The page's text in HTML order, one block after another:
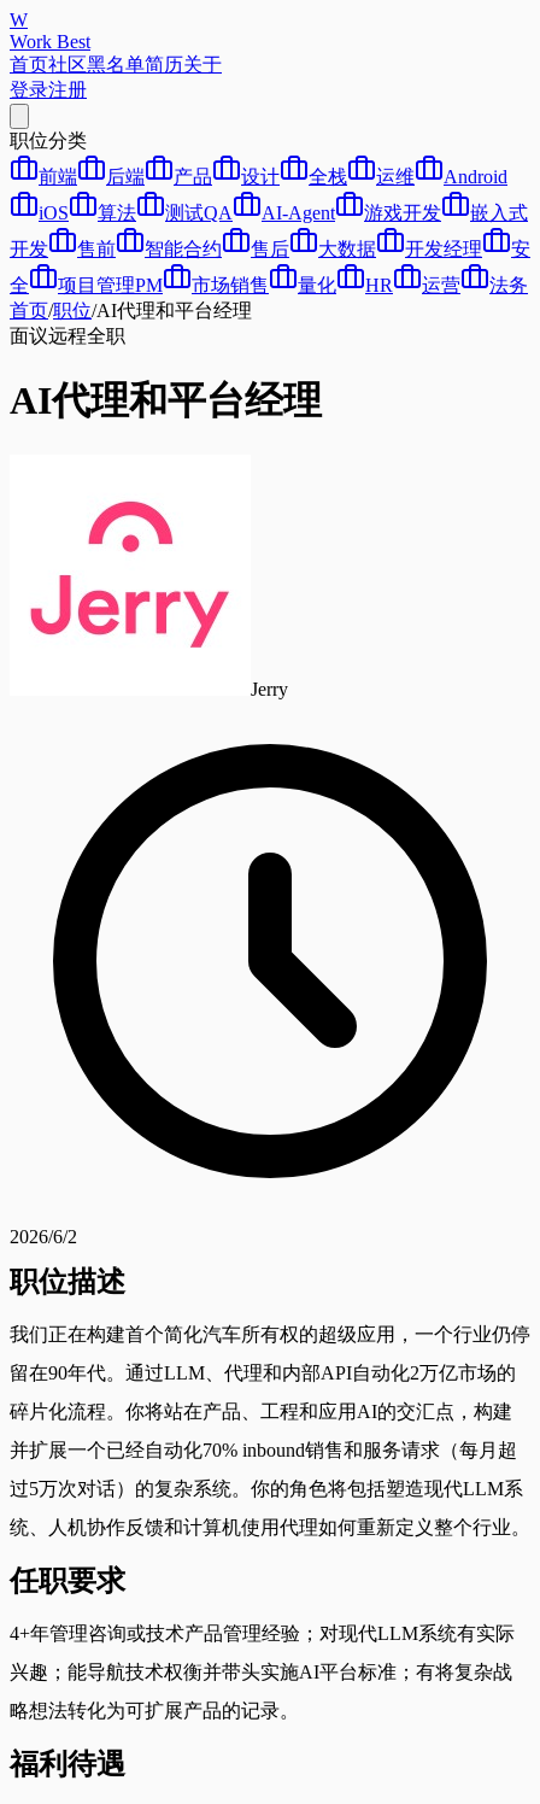
W
Work Best
首页社区黑名单简历关于
登录注册
职位分类
前端
后端 产品 设计 全栈 运维
Android
iOS
算法 测试QA AI-Agent 游戏开发
嵌入式
开发
售前 智能合约 售后 大数据 开发经理
安
全
项目管理PM 市场销售 量化 HR 运营
法务
首页/职位/AI代理和平台经理
面议远程全职
AI代理和平台经理
Jerry
2026/6/2
职位描述
我们正在构建首个简化汽车所有权的超级应用，一个行业仍停
留在90年代。通过LLM、代理和内部API自动化2万亿市场的
碎片化流程。你将站在产品、工程和应用AI的交汇点，构建
并扩展一个已经自动化70% inbound销售和服务请求（每月超
过5万次对话）的复杂系统。你的角色将包括塑造现代LLM系
统、人机协作反馈和计算机使用代理如何重新定义整个行业。
任职要求
4+年管理咨询或技术产品管理经验；对现代LLM系统有实际
兴趣；能导航技术权衡并带头实施AI平台标准；有将复杂战
略想法转化为可扩展产品的记录。
福利待遇